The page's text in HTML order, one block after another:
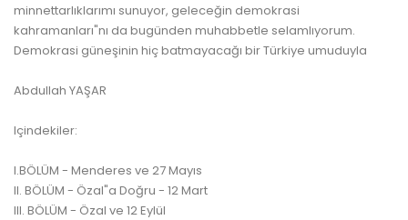
minnettarlıklarımı sunuyor, geleceğin demokrasi
kahramanları"nı da bugünden muhabbetle selamlıyorum.
Demokrasi güneşinin hiç batmayacağı bir Türkiye umuduyla
Abdullah YAŞAR
Içindekiler:
I.BÖLÜM - Menderes ve 27 Mayıs
II. BÖLÜM - Özal"a Doğru - 12 Mart
III. BÖLÜM - Özal ve 12 Eylül